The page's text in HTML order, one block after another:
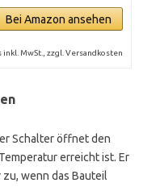
Bei Amazon ansehen
inkl. MwSt., zzgl. Versandkosten
Schalter öffnet den
erreicht ist. Er
wenn das Bauteil